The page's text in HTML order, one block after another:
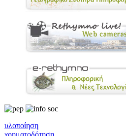
υλοποίηση
χρηματοδότηση